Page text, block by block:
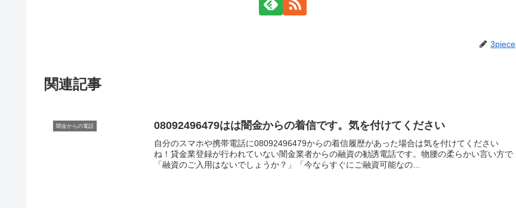
3piece
関連記事
闇金からの電話 08092496479はは闇金からの着信です。気を付けてください
自分のスマホや携帯電話に08092496479からの着信履歴があった場合は気を付けてください
ね！貸金業登録が行われていない闇金業者からの融資の勧誘電話です。物腰の柔らかい言い方で
「融資のご入用はないでしょうか？」「今ならすぐにご融資可能なの...